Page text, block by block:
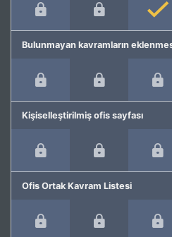
Bulunmayan kavramların
Kişiselleştirilmiş ofis sayfası
Ofis Ortak Kavram Listesi